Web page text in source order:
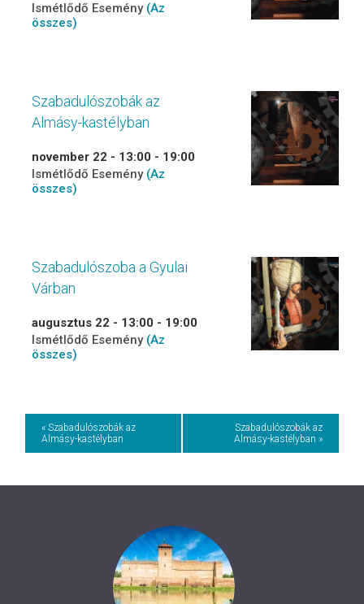
Ismétlődő Esemény (Az
összes)
Szabadulószobák az
Almásy-kastélyban
november 22 - 13:00 - 19:00
Ismétlődő Esemény (Az
összes)
Szabadulószoba a Gyulai
Várban
augusztus 22 - 13:00 - 19:00
Ismétlődő Esemény (Az
összes)
Event
Navigation
« Szabadulószobák az
Almásy-kastélyban
Szabadulószobák az
Almásy-kastélyban »